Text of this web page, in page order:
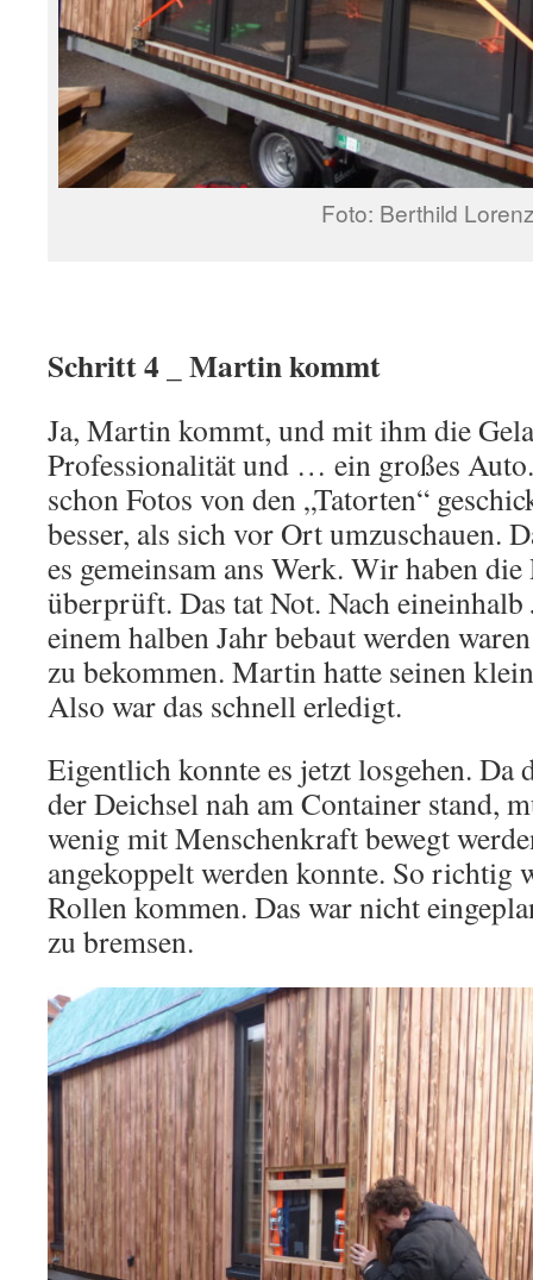
Foto: Berthild
Schritt 4 _ Martin kommt
Ja, Martin kommt, und mit ihm die
Professionalität und … ein großes
schon Fotos von den „Tatorten“
besser, als sich vor Ort umzuschauen.
es gemeinsam ans Werk. Wir haben
überprüft. Das tat Not. Nach eineinhalb
einem halben Jahr bebaut werden
zu bekommen. Martin hatte seinen
Also war das schnell erledigt.
Eigentlich konnte es jetzt losgehen.
der Deichsel nah am Container stand,
wenig mit Menschenkraft bewegt
angekoppelt werden konnte. So richtig
Rollen kommen. Das war nicht
zu bremsen.